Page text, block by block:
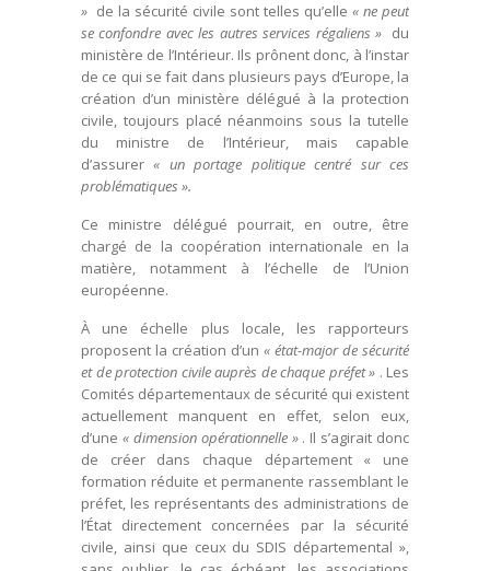
» de la sécurité civile sont telles qu’elle « ne peut
se confondre avec les autres services régaliens » du
ministère de l’Intérieur. Ils prônent donc, à l’instar
de ce qui se fait dans plusieurs pays d’Europe, la
création d’un ministère délégué à la protection
civile, toujours placé néanmoins sous la tutelle
du ministre de l’Intérieur, mais capable
d’assurer« un portage politique centré sur ces
problématiques ».
Ce ministre délégué pourrait, en outre, être
chargé de la coopération internationale en la
matière, notamment à l’échelle de l’Union
européenne.
À une échelle plus locale, les rapporteurs
proposent la création d’un « état-major de sécurité
et de protection civile auprès de chaque préfet » . Les
Comités départementaux de sécurité qui existent
actuellement manquent en effet, selon eux,
d’une « dimension opérationnelle » . Il s’agirait donc
de créer dans chaque département « une
formation réduite et permanente rassemblant le
préfet, les représentants des administrations de
l’État directement concernées par la sécurité
civile, ainsi que ceux du SDIS départemental »,